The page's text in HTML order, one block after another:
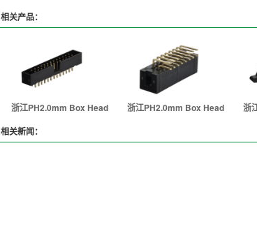
相关产品：
浙江PH2.0mm Box Head 浙江PH2.0mm Box Head
浙
相关新闻：